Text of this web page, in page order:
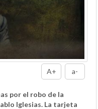
A+ a-
por el robo de la
Iglesias. La tarjeta